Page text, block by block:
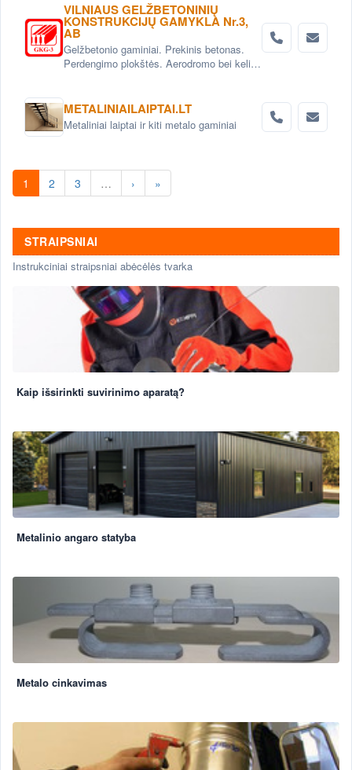
VILNIAUS GELŽBETONINIŲ
KONSTRUKCIJŲ GAMYKLA Nr.3,
AB
Gelžbetonio gaminiai. Prekinis betonas.
Perdengimo plokštės. Aerodromo bei kelio
METALINIAILAIPTAI.LT
Metaliniai laiptai ir kiti metalo gaminiai
1 2 3 … › »
STRAIPSNIAI
Instrukciniai straipsniai abėcėlės tvarka
Kaip išsirinkti suvirinimo aparatą?
Metalinio angaro statyba
Metalo cinkavimas